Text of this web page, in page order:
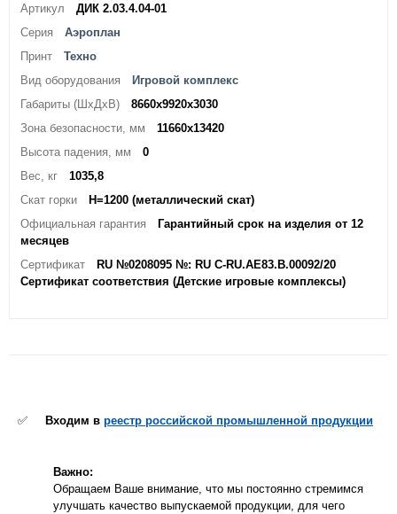
Артикул
ДИК 2.03.4.04-01
Серия
Аэроплан
Принт
Техно
Вид оборудования
Игровой комплекс
Габариты (ШхДхВ)
8660x9920x3030
Зона безопасности, мм
11660х13420
Высота падения, мм
0
Вес, кг
1035,8
Скат горки
H=1200 (металлический скат)
Официальная гарантия
Гарантийный срок на изделия от 12
месяцев
Сертификат
RU №0208095 №: RU C-RU.AE83.B.00092/20
Сертификат соответствия (Детские игровые комплексы)
✅ Входим в реестр российской промышленной продукции
Важно:
Обращаем Ваше внимание, что мы постоянно стремимся
улучшать качество выпускаемой продукции, для чего